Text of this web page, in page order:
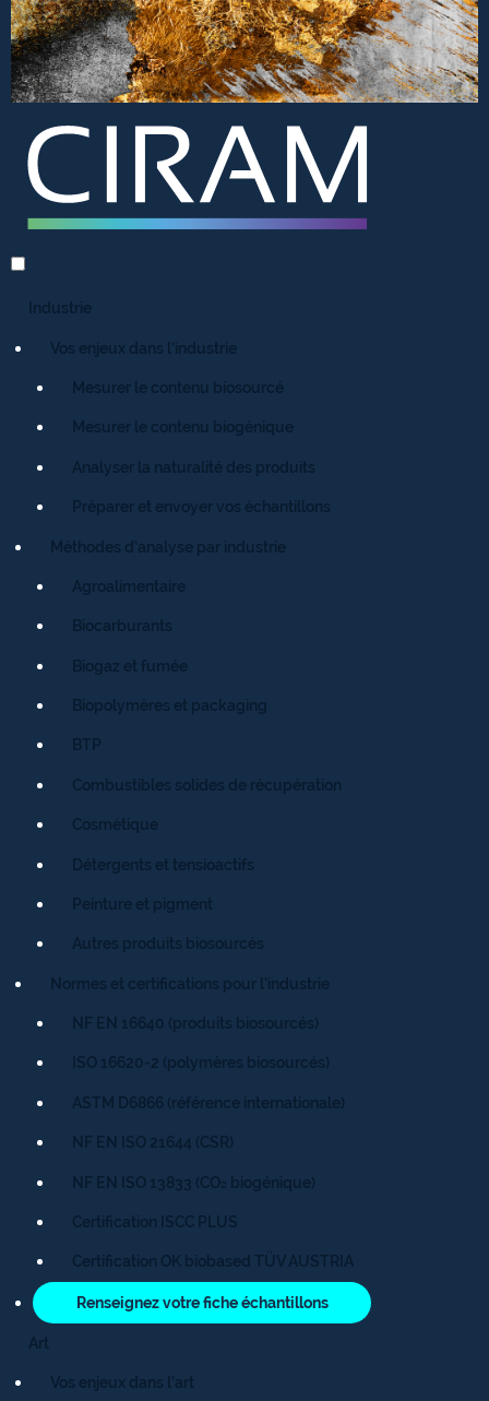
Industrie
Vos enjeux dans l’industrie
Mesurer le contenu biosourcé
Mesurer le contenu biogénique
Analyser la naturalité des produits
Préparer et envoyer vos échantillons
Méthodes d’analyse par industrie
Agroalimentaire
Biocarburants
Biogaz et fumée
Biopolymères et packaging
BTP
Combustibles solides de récupération
Cosmétique
Détergents et tensioactifs
Peinture et pigment
Autres produits biosourcés
Normes et certifications pour l’industrie
NF EN 16640 (produits biosourcés)
ISO 16620-2 (polymères biosourcés)
ASTM D6866 (référence internationale)
NF EN ISO 21644 (CSR)
NF EN ISO 13833 (CO₂ biogénique)
Certification ISCC PLUS
Certification OK biobased TÜV AUSTRIA
Renseignez votre fiche échantillons
Art
Vos enjeux dans l’art